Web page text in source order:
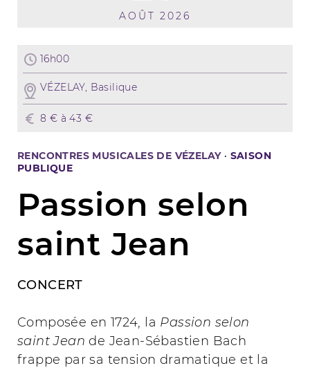
AOÛT 2026
16h00
VÉZELAY, Basilique
8 € à 43 €
RENCONTRES MUSICALES DE VÉZELAY· SAISON
PUBLIQUE
Passion selon
saint Jean
CONCERT
Composée en 1724, la Passion selon
saint Jean de Jean-Sébastien Bach
frappe par sa tension dramatique et la